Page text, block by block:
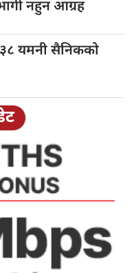
नहुन आग्रह
यमनी सैनिकको